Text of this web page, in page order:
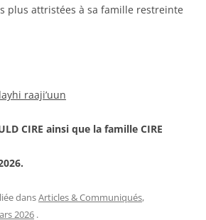
plus attristées à sa famille restreinte
raaji’uun
CIRE ainsi que la famille CIRE
dansArticles & Communiqués,
2026 .